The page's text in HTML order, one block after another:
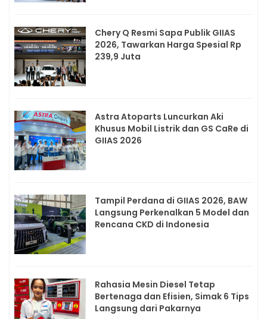
Chery Q Resmi Sapa Publik GIIAS
2026, Tawarkan Harga Spesial Rp
239,9 Juta
Astra Atoparts Luncurkan Aki
Khusus Mobil Listrik dan GS CaRe di
GIIAS 2026
Tampil Perdana di GIIAS 2026, BAW
Langsung Perkenalkan 5 Model dan
Rencana CKD di Indonesia
Rahasia Mesin Diesel Tetap
Bertenaga dan Efisien, Simak 6 Tips
Langsung dari Pakarnya